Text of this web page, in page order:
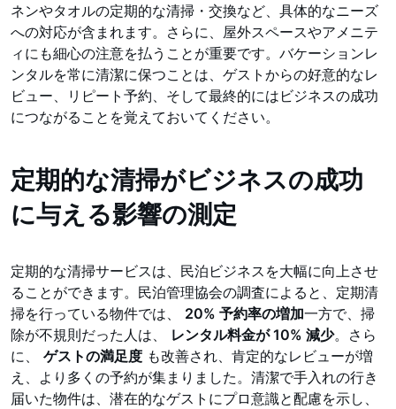
ネンやタオルの定期的な清掃・交換など、具体的なニーズ
への対応が含まれます。さらに、屋外スペースやアメニテ
ィにも細心の注意を払うことが重要です。バケーションレ
ンタルを常に清潔に保つことは、ゲストからの好意的なレ
ビュー、リピート予約、そして最終的にはビジネスの成功
につながることを覚えておいてください。
定期的な清掃がビジネスの成功
に与える影響の測定
定期的な清掃サービスは、民泊ビジネスを大幅に向上させ
ることができます。民泊管理協会の調査によると、定期清
掃を行っている物件では、 20% 予約率の増加一方で、掃
除が不規則だった人は、 レンタル料金が 10% 減少。さら
に、 ゲストの満足度 も改善され、肯定的なレビューが増
え、より多くの予約が集まりました。清潔で手入れの行き
届いた物件は、潜在的なゲストにプロ意識と配慮を示し、